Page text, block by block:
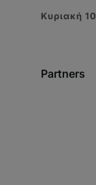
Κυριακή
Partners